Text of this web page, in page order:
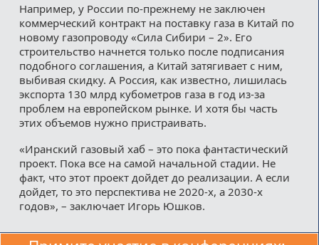
Например, у России по-прежнему не заключен
коммерческий контракт на поставку газа в Китай по
новому газопроводу «Сила Сибири – 2». Его
строительство начнется только после подписания
подобного соглашения, а Китай затягивает с ним,
выбивая скидку. А Россия, как известно, лишилась
экспорта 130 млрд кубометров газа в год из-за
проблем на европейском рынке. И хотя бы часть
этих объемов нужно пристраивать.
«Иранский газовый хаб – это пока фантастический
проект. Пока все на самой начальной стадии. Не
факт, что этот проект дойдет до реализации. А если
дойдет, то это перспектива не 2020-х, а 2030-х
годов», – заключает Игорь Юшков.